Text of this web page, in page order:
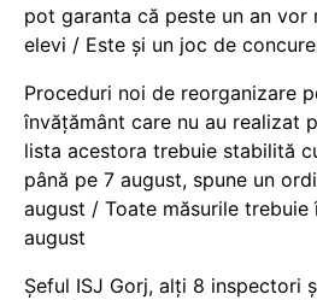
pot garanta că peste un an vor
elevi / Este și un joc de
Proceduri noi de reorganizare
învățământ care nu au realizat
lista acestora trebuie stabilită
până pe 7 august, spune un
august / Toate măsurile
august
Șeful ISJ Gorj, alți 8 inspectori